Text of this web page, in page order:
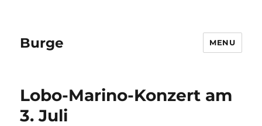
Burge MENU
Lobo-Marino-Konzert am
3. Juli